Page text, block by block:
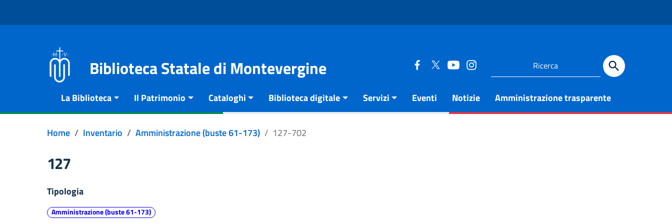
Biblioteca Statale di Montevergine
La Biblioteca Il Patrimonio Cataloghi Biblioteca digitale Servizi Eventi Notizie Amministrazione trasparente
Home Inventario Amministrazione (buste 61-173) 127-702
127
Tipologia
Amministrazione (buste 61-173)